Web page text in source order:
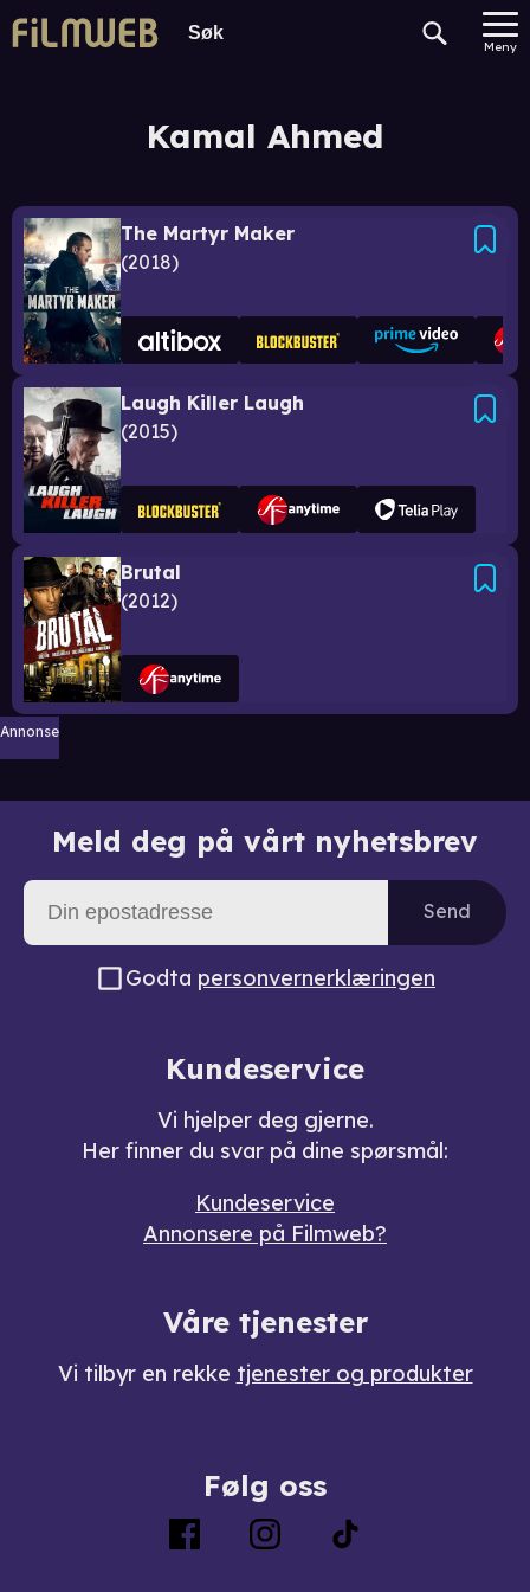
Meny
Kamal Ahmed
The Martyr Maker
2018
Laugh Killer Laugh
2015
Brutal
2012
Annonse
Meld deg på vårt nyhetsbrev
Send
Godta personvernerklæringen
Kundeservice
Vi hjelper deg gjerne.
Her finner du svar på dine spørsmål:
Kundeservice
Annonsere på Filmweb?
Våre tjenester
Vi tilbyr en rekke tjenester og produkter
Følg oss